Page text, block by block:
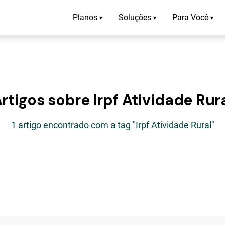
Planos ▾ Soluções ▾ Para Você ▾
sobre Irpf Atividade
1 artigo encontrado com a tag "Irpf Atividade Rural"